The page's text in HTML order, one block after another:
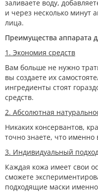
заливаете воду,
и через несколько минут
лица.
Преимущества аппарата
1. Экономия средств
Вам больше не нужно
вы создаете их
ингредиенты стоят
средств.
2. Абсолютная
Никаких консервантов,
точно знаете, что именно
3. Индивидуальный
Каждая кожа имеет свои
сможете
подходящие маски